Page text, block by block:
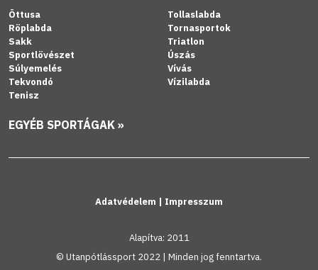
Öttusa
Röplabda
Sakk
Sportlövészet
Súlyemelés
Tekvondó
Tenisz
Tollaslabda
Tornasportok
Triatlon
Úszás
Vívás
Vízilabda
EGYÉB SPORTÁGAK »
Adatvédelem | Impresszum
Alapítva: 2011
© Utanpótlássport 2022 | Minden jog fenntartva.